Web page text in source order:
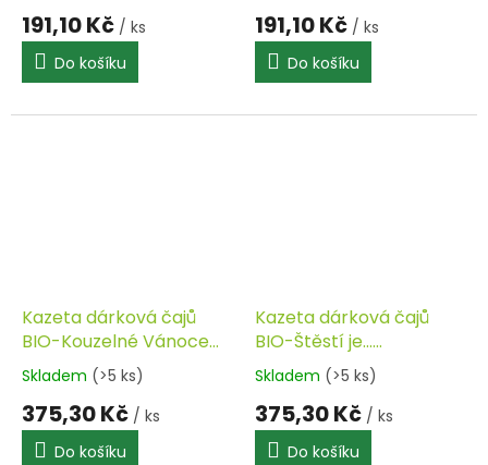
191,10 Kč / ks
Do košíku
191,10 Kč / ks
Do košíku
Kazeta dárková čajů
BIO-Kouzelné Vánoce
SONNENTOR
Skladem (>5 ks)
375,30 Kč / ks
Do košíku
Kazeta dárková čajů
BIO-Štěstí je...
SONNENTOR
Skladem (>5 ks)
375,30 Kč / ks
Do košíku